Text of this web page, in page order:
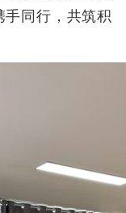
手同行，共筑积